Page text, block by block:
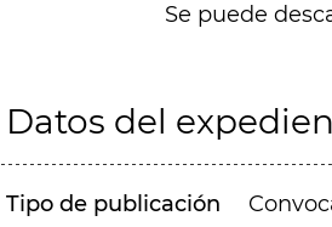
Se puede
Datos del
Tipo de publicación